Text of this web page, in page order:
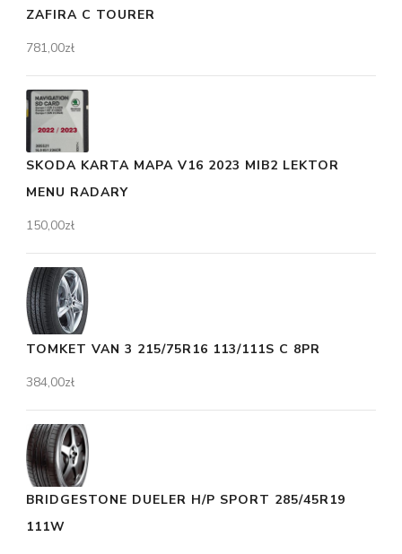
ZAFIRA C TOURER
781,00zł
SKODA KARTA MAPA V16 2023 MIB2 LEKTOR
MENU RADARY
150,00zł
TOMKET VAN 3 215/75R16 113/111S C 8PR
384,00zł
BRIDGESTONE DUELER H/P SPORT 285/45R19
111W